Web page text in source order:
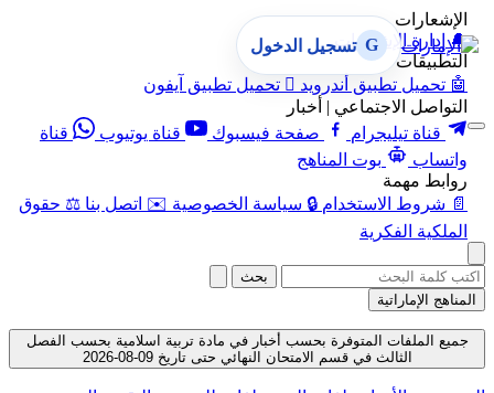
الإشعارات
🔔 إدارة الإشعارات
التطبيقات
🤖 تحميل تطبيق أندرويد  تحميل تطبيق آيفون
التواصل الاجتماعي | أخبار
قناة تيليجرام
صفحة فيسبوك قناة يوتيوب
قناة
واتساب
بوت المناهج
روابط مهمة
📄 شروط الاستخدام 🔒 سياسة الخصوصية ✉️ اتصل بنا ⚖️ حقوق
الملكية الفكرية
G تسجيل الدخول
بحث
المناهج الإماراتية
جميع الملفات المتوفرة بحسب أخبار في مادة تربية اسلامية بحسب الفصل
الثالث في قسم الامتحان النهائي حتى تاريخ 09-08-2026